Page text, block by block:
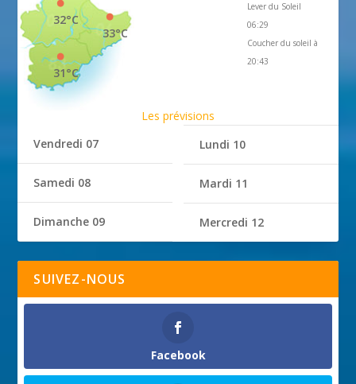
33°C
32°C
31°C
Lever du Soleil
06:29
Coucher du soleil à
20:43
Les prévisions
Vendredi 07
Samedi 08
Dimanche 09
Lundi 10
Mardi 11
Mercredi 12
SUIVEZ-NOUS
Facebook